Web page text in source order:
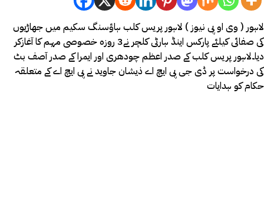
لاہور ( وی او پی نیوز ) لاہور پریس کلب ہاؤسنگ سکیم میں جھاڑیوں
کی صفائی کیلئے پارکس اینڈ ہارٹی کلچر نے3 روزہ خصوصی مہم کا آغازکر
دیا۔لاہور پریس کلب کے صدر اعظم چودھری اور ایمرا کے صدر آصف بٹ
کی درخواست پر ڈی جی پی ایچ اے ذیشان جاوید نے پی ایچ اے کے متعلقہ
حکام کو ہدایات